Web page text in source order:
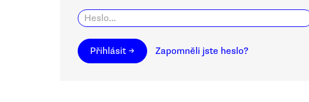
Přihlásit → Zapomněli jste heslo?